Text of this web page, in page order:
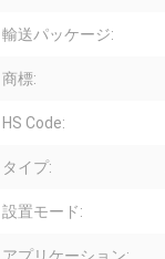
輸送パッケージ:
商標:
HS Code:
タイプ:
設置モード: